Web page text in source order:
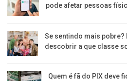
pode afetar pessoas
Se sentindo mais pobre?
descobrir a que classe
Quem é fã do PIX deve